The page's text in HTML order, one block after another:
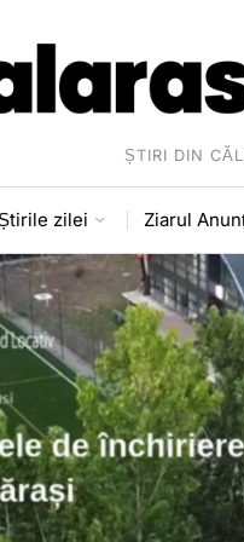
ȘTIRI DIN
zilei Ziarul